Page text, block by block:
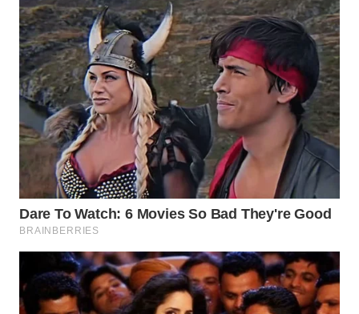
WN
KEPULAUAN
SERIBU
WN
TANGERANG
WN
BINJAI
WN
CIREBON
WN